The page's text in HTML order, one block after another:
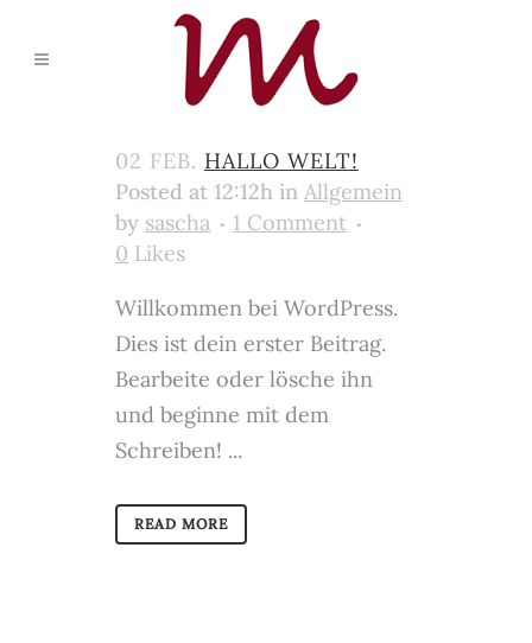
02 FEB. HALLO WELT!
Posted at 12:12h in Allgemein
by sascha
1 Comment
0 Likes
Willkommen bei WordPress.
Dies ist dein erster Beitrag.
Bearbeite oder lösche ihn
und beginne mit dem
Schreiben! ...
READ MORE